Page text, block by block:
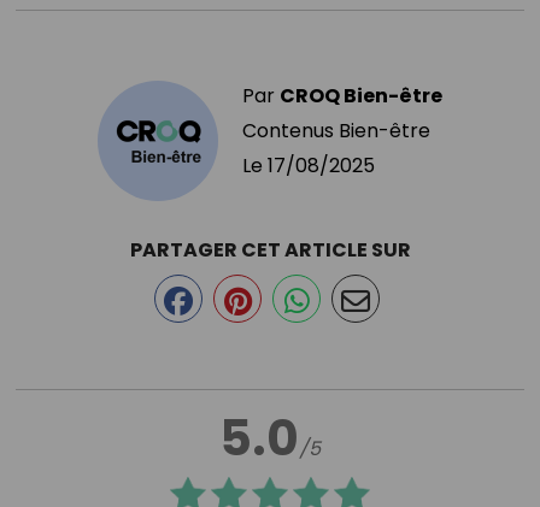
Par CROQ Bien-être
Contenus Bien-être
Le 17/08/2025
5.0/5
PARTAGER CET ARTICLE SUR